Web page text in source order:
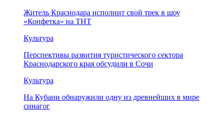
Житель Краснодара исполнит свой трек в шоу
«Конфетка» на ТНТ
Культура
Перспективы развития туристического сектора
Краснодарского края обсудили в Сочи
Культура
На Кубани обнаружили одну из древнейших в мире
синагог